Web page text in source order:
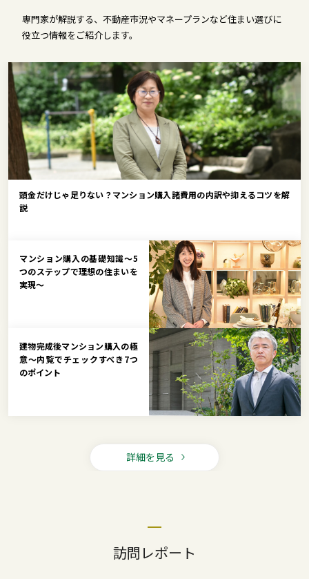
専門家が解説する、不動産市況やマネープランなど住まい選びに
役立つ情報をご紹介します。
頭金だけじゃ足りない？マンション購入諸費用の内訳や抑えるコツを解
説
マンション購入の基礎知識～5
つのステップで理想の住まいを
実現～
建物完成後マンション購入の極
意～内覧でチェックすべき7つ
のポイント
詳細を見る
訪問レポート